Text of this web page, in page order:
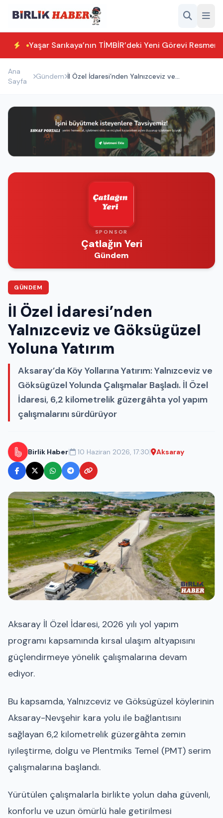
Yaşar Sarıkaya’nın TİMBİR’deki Yeni Görevi
Ana
Sayfa
Gündem İl Özel İdaresi’nden Yalnızceviz ve
SPONSOR
Çatlağın Yeri
Gündem
GÜNDEM
İl Özel İdaresi’nden
Yalnızceviz ve Göksügüzel
Yoluna Yatırım
Aksaray’da Köy Yollarına Yatırım: Yalnızceviz ve
Göksügüzel Yolunda Çalışmalar Başladı. İl Özel
İdaresi, 6,2 kilometrelik güzergâhta yol yapım
çalışmalarını sürdürüyor
Birlik Haber| 10 Haziran 2026, 17:30| Aksaray
Aksaray İl Özel İdaresi, 2026 yılı yol yapım
programı kapsamında kırsal ulaşım altyapısını
güçlendirmeye yönelik çalışmalarına devam
ediyor.
Bu kapsamda, Yalnızceviz ve Göksügüzel köylerinin
Aksaray-Nevşehir kara yolu ile bağlantısını
sağlayan 6,2 kilometrelik güzergâhta zemin
iyileştirme, dolgu ve Plentmiks Temel (PMT) serim
çalışmalarına başlandı.
Yürütülen çalışmalarla birlikte yolun daha güvenli,
konforlu ve uzun ömürlü hale getirilmesi